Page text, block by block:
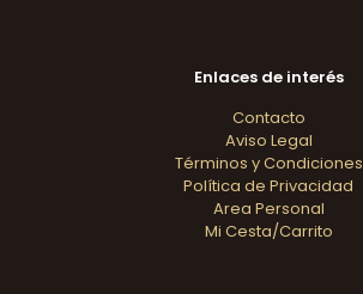
Enlaces de interés
Contacto
Aviso Legal
Términos y Condiciones
Política de Privacidad
Area Personal
Mi Cesta/Carrito